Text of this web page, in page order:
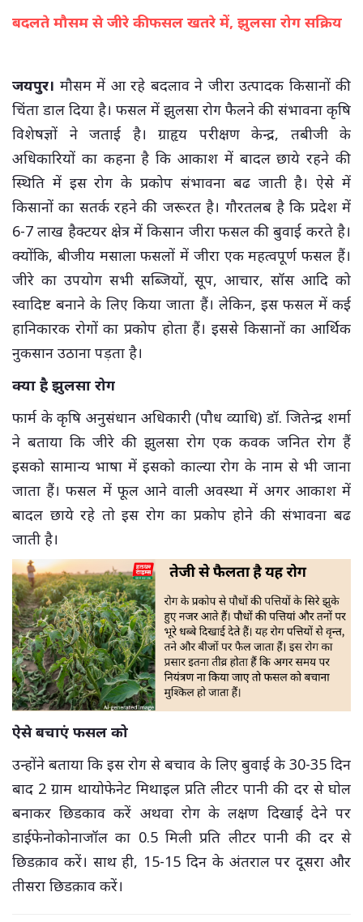
बदलते मौसम से जीरे की फसल खतरे में, झुलसा रोग सक्रिय
जयपुर। मौसम में आ रहे बदलाव ने जीरा उत्पादक किसानों की
चिंता डाल दिया है। फसल में झुलसा रोग फैलने की संभावना कृषि
विशेषज्ञों ने जताई है। ग्राहृय परीक्षण केन्द्र, तबीजी के
अधिकारियों का कहना है कि आकाश में बादल छाये रहने की
स्थिति में इस रोग के प्रकोप संभावना बढ जाती है। ऐसे में
किसानों का सतर्क रहने की जरूरत है। गौरतलब है कि प्रदेश में
6-7 लाख हैक्टयर क्षेत्र में किसान जीरा फसल की बुवाई करते है।
क्योंकि, बीजीय मसाला फसलों में जीरा एक महत्वपूर्ण फसल हैं।
जीरे का उपयोग सभी सब्जियों, सूप, आचार, सॉस आदि को
स्वादिष्ट बनाने के लिए किया जाता हैं। लेकिन, इस फसल में कई
हानिकारक रोगों का प्रकोप होता हैं। इससे किसानों का आर्थिक
नुकसान उठाना पड़ता है।
क्या है झुलसा रोग
फार्म के कृषि अनुसंधान अधिकारी (पौध व्याधि) डॉ. जितेन्द्र शर्मा
ने बताया कि जीरे की झुलसा रोग एक कवक जनित रोग हैं
इसको सामान्य भाषा में इसको काल्या रोग के नाम से भी जाना
जाता हैं। फसल में फूल आने वाली अवस्था में अगर आकाश में
बादल छाये रहे तो इस रोग का प्रकोप होने की संभावना बढ
जाती है।
ऐसे बचाएं फसल को
उन्होंने बताया कि इस रोग से बचाव के लिए बुवाई के 30-35 दिन
बाद 2 ग्राम थायोफेनेट मिथाइल प्रति लीटर पानी की दर से घोल
बनाकर छिडकाव करें अथवा रोग के लक्षण दिखाई देने पर
डाईफेनोकोनाजॉल का 0.5 मिली प्रति लीटर पानी की दर से
छिडक़ाव करें। साथ ही, 15-15 दिन के अंतराल पर दूसरा और
तीसरा छिडक़ाव करें।